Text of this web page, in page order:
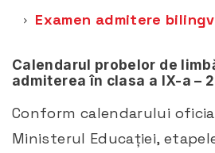
Examen admitere
Calendarul probelor de
admiterea în clasa a IX-a –
Conform calendarului
Ministerul Educației,